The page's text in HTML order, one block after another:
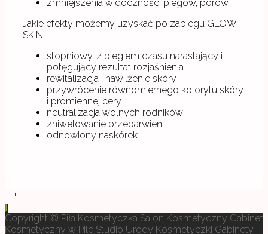
zmniejszenia widoczności piegów, porów
Jakie efekty możemy uzyskać po zabiegu GLOW
SKIN:
stopniowy, z biegiem czasu narastający i
potęgujący rezultat rozjaśnienia
rewitalizacja i nawilżenie skóry
przywrócenie równomiernego kolorytu skóry
i promiennej cery
neutralizacja wolnych rodników
zniwelowanie przebarwień
odnowiony naskórek
+++
Copyright © Piła Kosmetyczka Salon Kosmetyczny Gabinet
Kosmetyczny w Pile Studio Urody Kosmetyczki Gabinety